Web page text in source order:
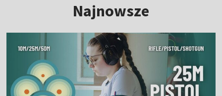
Najnowsze